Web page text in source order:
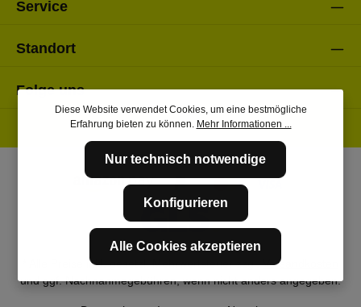
Service
Standort
Folge uns
* Alle Preise inkl. gesetzl. Mehrwertsteuer zzgl.Versandkosten
und ggf. Nachnahmegebühren, wenn nicht anders angegeben.
Diese Website verwendet Cookies, um eine bestmögliche
Erfahrung bieten zu können. Mehr Informationen ...
Nur technisch notwendige
Konfigurieren
Alle Cookies akzeptieren